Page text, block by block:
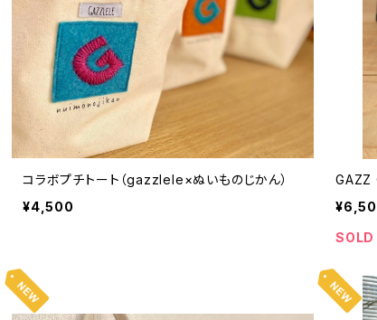
コラボプチトート（gazzlele×ぬいものじかん）
¥4,500
GAZZ